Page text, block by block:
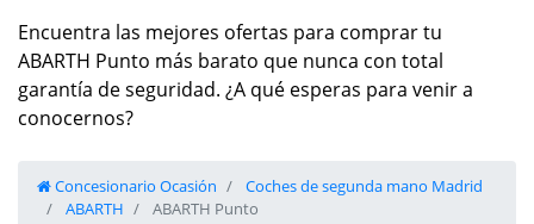
Encuentra las mejores ofertas para comprar tu
ABARTH Punto más barato que nunca con total
garantía de seguridad. ¿A qué esperas para venir a
conocernos?
Concesionario Ocasión
Coches de segunda mano Madrid
ABARTH
ABARTH Punto